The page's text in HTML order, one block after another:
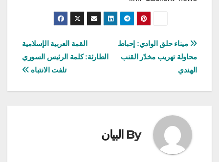
تصفّح
المقالات
القمة العربية الإسلامية
الطارئة: كلمة الرئيس السوري
تلفت الانتباه
ميناء حلق الوادي: إحباط
محاولة تهريب مخدّر القنب
الهندي
By البيان